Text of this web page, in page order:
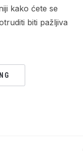
kako ćete se
biti pažljiva